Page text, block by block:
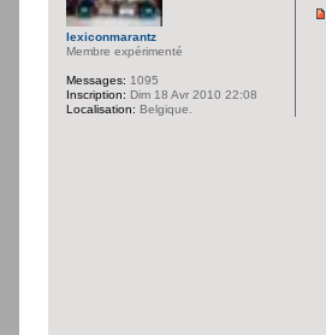
lexiconmarantz
Membre expérimenté
Messages: 1095
Inscription: Dim 18 Avr 2010 22:08
Localisation: Belgique.